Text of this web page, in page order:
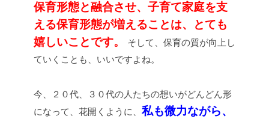
保育形態と融合させ、子育て家庭を支
える保育形態が増えることは、とても
嬉しいことです。
そして、保育の質が向上し
ていくことも、いいですよね。
今、２０代、３０代の人たちの想いがどんどん形
になって、花開くように、 私も微力ながら、